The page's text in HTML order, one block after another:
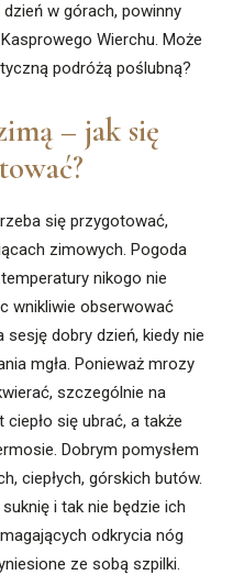
w górach, powinny
Wierchu. Może
podróżą poślubną?
– jak się
się przygotować,
zimowych. Pogoda
nikogo nie
wnikliwie obserwować
dobry dzień, kiedy nie
mgła. Ponieważ mrozy
szczególnie na
się ubrać, a także
Dobrym pomysłem
ciepłych, górskich butów.
i tak nie będzie ich
odkrycia nóg
ze sobą szpilki.